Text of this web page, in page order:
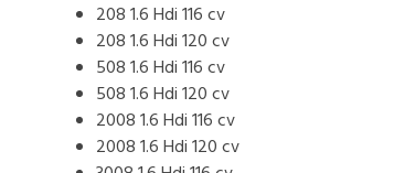
208 1.6 Hdi 116 cv
208 1.6 Hdi 120 cv
508 1.6 Hdi 116 cv
508 1.6 Hdi 120 cv
2008 1.6 Hdi 116 cv
2008 1.6 Hdi 120 cv